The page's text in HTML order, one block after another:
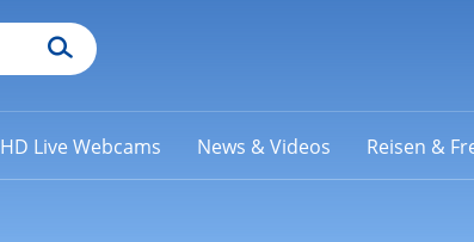
HD Live Webcams News & Videos Reisen &